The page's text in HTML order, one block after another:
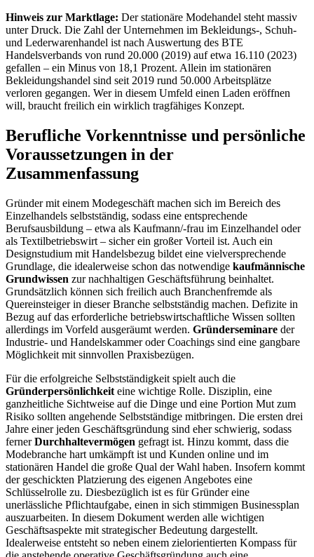
Hinweis zur Marktlage: Der stationäre Modehandel steht massiv
unter Druck. Die Zahl der Unternehmen im Bekleidungs-, Schuh-
und Lederwarenhandel ist nach Auswertung des BTE
Handelsverbands von rund 20.000 (2019) auf etwa 16.110 (2023)
gefallen – ein Minus von 18,1 Prozent. Allein im stationären
Bekleidungshandel sind seit 2019 rund 50.000 Arbeitsplätze
verloren gegangen. Wer in diesem Umfeld einen Laden eröffnen
will, braucht freilich ein wirklich tragfähiges Konzept.
Berufliche Vorkenntnisse und persönliche
Voraussetzungen in der
Zusammenfassung
Gründer mit einem Modegeschäft machen sich im Bereich des
Einzelhandels selbstständig, sodass eine entsprechende
Berufsausbildung – etwa als Kaufmann/-frau im Einzelhandel oder
als Textilbetriebswirt – sicher ein großer Vorteil ist. Auch ein
Designstudium mit Handelsbezug bildet eine vielversprechende
Grundlage, die idealerweise schon das notwendige kaufmännische
Grundwissen zur nachhaltigen Geschäftsführung beinhaltet.
Grundsätzlich können sich freilich auch Branchenfremde als
Quereinsteiger in dieser Branche selbstständig machen. Defizite in
Bezug auf das erforderliche betriebswirtschaftliche Wissen sollten
allerdings im Vorfeld ausgeräumt werden. Gründerseminare der
Industrie- und Handelskammer oder Coachings sind eine gangbare
Möglichkeit mit sinnvollen Praxisbezügen.
Für die erfolgreiche Selbstständigkeit spielt auch die
Gründerpersönlichkeit eine wichtige Rolle. Disziplin, eine
ganzheitliche Sichtweise auf die Dinge und eine Portion Mut zum
Risiko sollten angehende Selbstständige mitbringen. Die ersten drei
Jahre einer jeden Geschäftsgründung sind eher schwierig, sodass
fernerDurchhaltevermögen gefragt ist. Hinzu kommt, dass die
Modebranche hart umkämpft ist und Kunden online und im
stationären Handel die große Qual der Wahl haben. Insofern kommt
der geschickten Platzierung des eigenen Angebotes eine
Schlüsselrolle zu. Diesbezüglich ist es für Gründer eine
unerlässliche Pflichtaufgabe, einen in sich stimmigen Businessplan
auszuarbeiten. In diesem Dokument werden alle wichtigen
Geschäftsaspekte mit strategischer Bedeutung dargestellt.
Idealerweise entsteht so neben einem zielorientierten Kompass für